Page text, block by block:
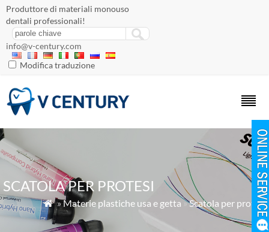
Produttore di materiali monouso
dentali professionali!
info@v-century.com
Modifica traduzione
SCATOLA PER PROTESI
 »Materie plastiche usa e getta»Scatola per protesi